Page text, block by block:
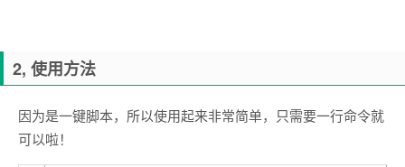
2, 使用方法
因为是一键脚本，所以使用起来非常简单，只需要一行命令就
可以啦！